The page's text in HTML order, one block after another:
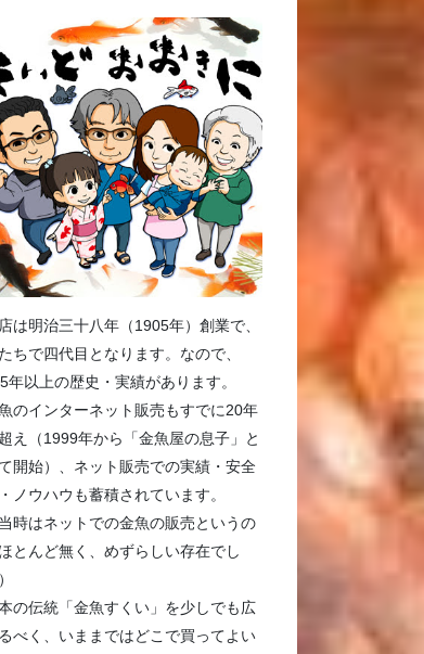
は明治三十八年（1905年）創業で、
ちで四代目となります。なので、
年以上の歴史・実績があります。
のインターネット販売もすでに20年
え（1999年から「金魚屋の息子」と
開始）、ネット販売での実績・安全
ノウハウも蓄積されています。
当時はネットでの金魚の販売というの
とんど無く、めずらしい存在でし
の伝統「金魚すくい」を少しでも広
べく、いままではどこで買ってよい